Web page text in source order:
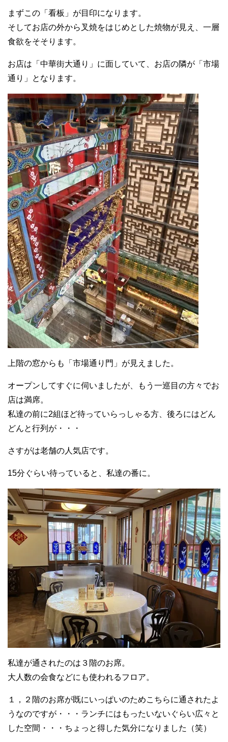
まずこの「看板」が目印になります。
そしてお店の外から叉焼をはじめとした焼物が見え、一層
食欲をそそります。
お店は「中華街大通り」に面していて、お店の隣が「市場
通り」となります。
上階の窓からも「市場通り門」が見えました。
オープンしてすぐに伺いましたが、もう一巡目の方々でお
店は満席。
私達の前に2組ほど待っていらっしゃる方、後ろにはどん
どんと行列が・・・
さすがは老舗の人気店です。
15分ぐらい待っていると、私達の番に。
私達が通されたのは３階のお席。
大人数の会食などにも使われるフロア。
１，２階のお席が既にいっぱいのためこちらに通されたよ
うなのですが・・・ランチにはもったいないぐらい広々と
した空間・・・ちょっと得した気分になりました（笑）